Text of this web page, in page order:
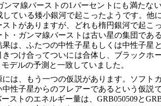
マ線バーストの1パーセントにも満たな
ている矮小銀河で起こったようです。他
トがありますが、どれも楕円銀河で起こ
・ガンマ線バーストは古い星の集団であ
は、ふたつの中性子星もしくは中性子星
つけ合ってついには合体し、ブラックホ
デルの予測と一致していました。
は、もう一つの仮説があります。ソフト
性子星からのフレアーであるという仮説
ストのエネルギー量は、GRB050509と